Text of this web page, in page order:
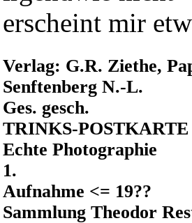
erscheint mir
Verlag: G.R. Ziethe,
Senftenberg N.-L.
Ges. gesch.
TRINKS-POSTKARTE
Echte Photographie
1.
Aufnahme <= 19??
Sammlung Theodor